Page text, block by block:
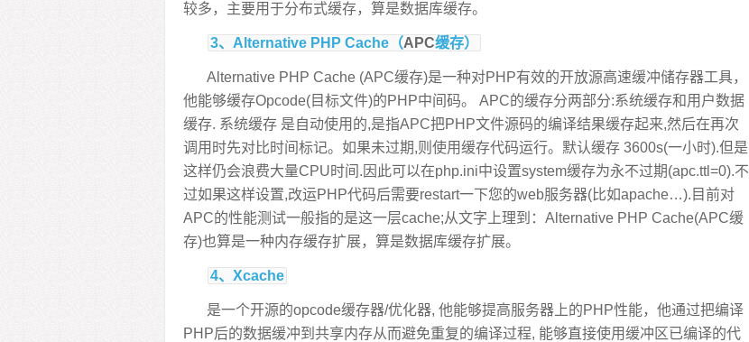
较多，主要用于分布式缓存，算是数据库缓存。
3、Alternative PHP Cache（APC缓存）
Alternative PHP Cache (APC缓存)是一种对PHP有效的开放源高速缓冲储存器工具，
他能够缓存Opcode(目标文件)的PHP中间码。 APC的缓存分两部分:系统缓存和用户数据
缓存. 系统缓存 是自动使用的,是指APC把PHP文件源码的编译结果缓存起来,然后在再次
调用时先对比时间标记。如果未过期,则使用缓存代码运行。默认缓存 3600s(一小时).但是
这样仍会浪费大量CPU时间.因此可以在php.ini中设置system缓存为永不过期(apc.ttl=0).不
过如果这样设置,改运PHP代码后需要restart一下您的web服务器(比如apache…).目前对
APC的性能测试一般指的是这一层cache;从文字上理到：Alternative PHP Cache(APC缓
存)也算是一种内存缓存扩展，算是数据库缓存扩展。
4、Xcache
是一个开源的opcode缓存器/优化器, 他能够提高服务器上的PHP性能，他通过把编译
PHP后的数据缓冲到共享内存从而避免重复的编译过程, 能够直接使用缓冲区已编译的代